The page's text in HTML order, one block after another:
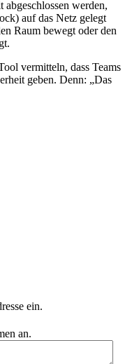
werden,
auf das Netz gelegt
Raum bewegt oder den
vermitteln, dass Teams
geben. Denn: „Das
ein.
an.